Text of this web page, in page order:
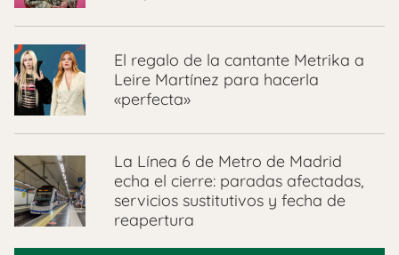
El regalo de la cantante Metrika a
Leire Martínez para hacerla
«perfecta»
La Línea 6 de Metro de Madrid
echa el cierre: paradas afectadas,
servicios sustitutivos y fecha de
reapertura